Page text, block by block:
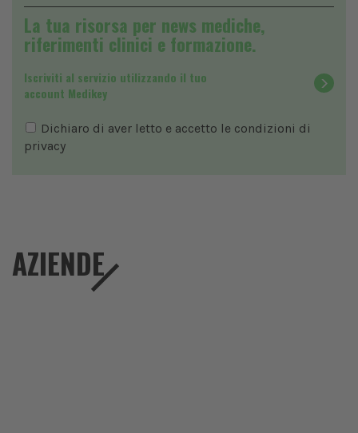
La tua risorsa per news mediche,
riferimenti clinici e formazione.
Iscriviti al servizio utilizzando il tuo
account Medikey
Dichiaro di aver letto e accetto le condizioni di
privacy
AZIENDE